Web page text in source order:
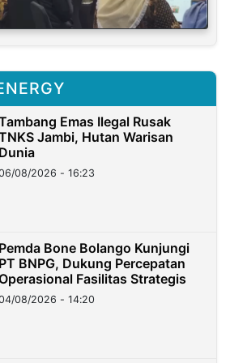
Emas Ilegal Rusak
Jambi, Hutan Warisan
Dunia
08/2026 - 16:23
Pemda Bone Bolango Kunjungi
PT BNPG, Dukung Percepatan
Fasilitas Strategis
08/2026 - 14:20